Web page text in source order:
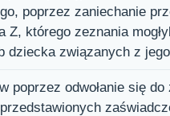
poprzez zaniechanie
Z, którego zeznania
dziecka związanych z
poprzez odwołanie się